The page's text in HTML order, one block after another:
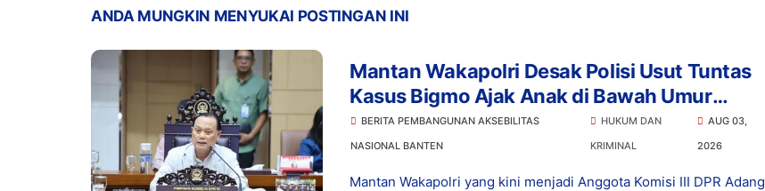
ANDA MUNGKIN MENYUKAI POSTINGAN INI
Mantan Wakapolri Desak Polisi Usut Tuntas
Kasus Bigmo Ajak Anak di Bawah Umur
Promosikan Vape
BERITA PEMBANGUNAN AKSEBILITAS
NASIONAL BANTEN
HUKUM DAN
KRIMINAL
AUG 03,
2026
Mantan Wakapolri yang kini menjadi Anggota Komisi III DPR Adang